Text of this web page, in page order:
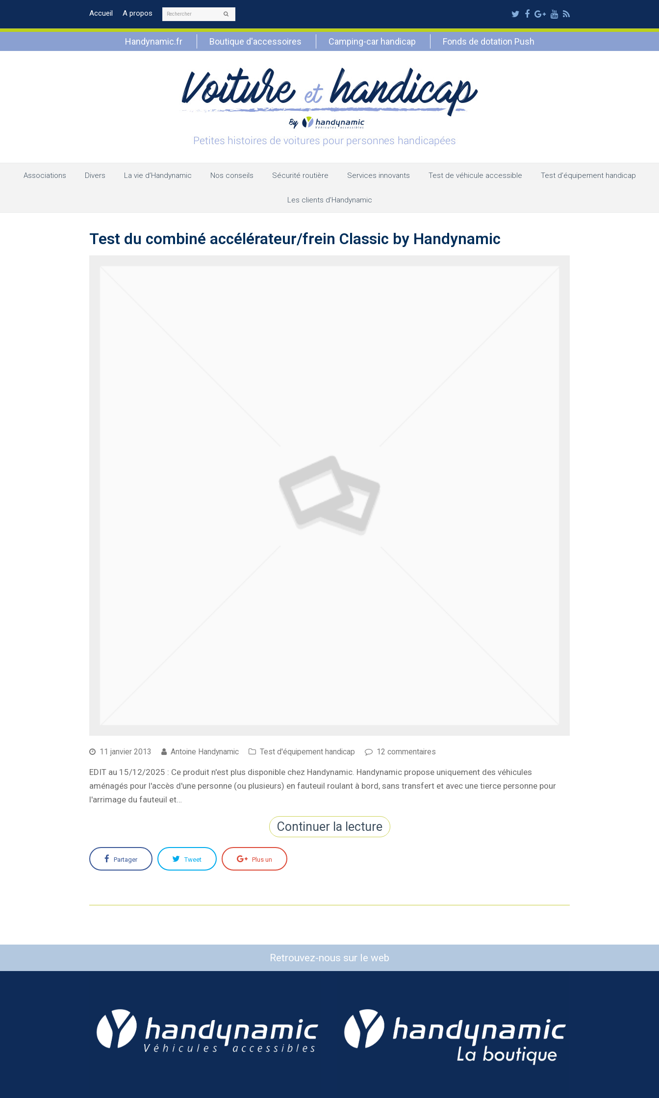
Accueil A propos Rechercher Twitter
Facebook
Google
Plus
Youtube
RSS
Handynamic.fr Boutique d'accessoires Camping-car handicap Fonds de dotation Push
Associations Divers La vie d’Handynamic Nos conseils Sécurité routière Services innovants Test de véhicule accessible Test d’équipement handicap
Les clients d’Handynamic
Test du combiné accélérateur/frein Classic by Handynamic
11 janvier 2013 Antoine Handynamic Test d'équipement handicap 12 commentaires
EDIT au 15/12/2025 : Ce produit n'est plus disponible chez Handynamic. Handynamic propose uniquement des véhicules
aménagés pour l'accès d'une personne (ou plusieurs) en fauteuil roulant à bord, sans transfert et avec une tierce personne pour
l'arrimage du fauteuil et…
Continuer la lecture
Partager Tweet Plus un
Retrouvez-nous sur le web